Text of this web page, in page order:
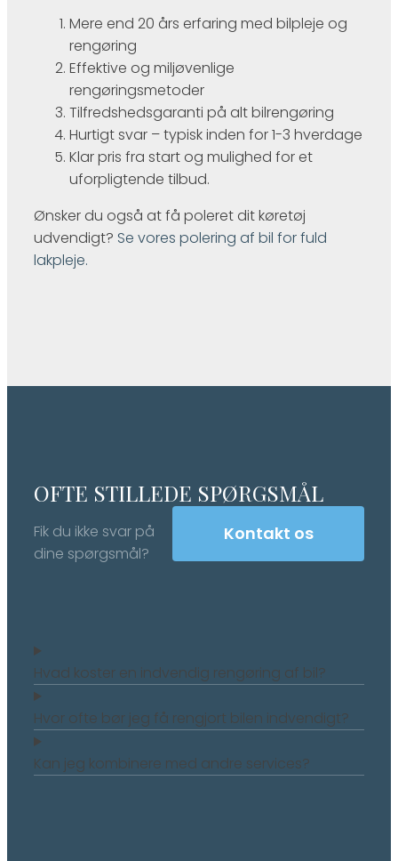
Mere end 20 års erfaring med bilpleje og
rengøring
Effektive og miljøvenlige
rengøringsmetoder
Tilfredshedsgaranti på alt bilrengøring
Hurtigt svar – typisk inden for 1-3 hverdage
Klar pris fra start og mulighed for et
uforpligtende tilbud.
Ønsker du også at få poleret dit køretøj
udvendigt? Se vores polering af bil for fuld
lakpleje.
OFTE STILLEDE SPØRGSMÅL
Fik du ikke svar på
dine spørgsmål?
Kontakt os
Hvad koster en indvendig rengøring af bil?
Hvor ofte bør jeg få rengjort bilen indvendigt?
Kan jeg kombinere med andre services?